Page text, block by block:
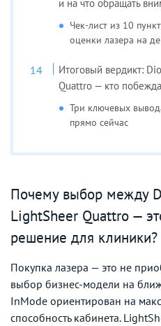
и на что обращать
Чек-лист из 10
оценки лазера на
Итоговый вердикт:
Quattro — кто
Три ключевых
прямо сейчас
Почему выбор между
LightSheer Quattro —
решение для клиники?
Покупка лазера — это не
выбор бизнес-модели на
InMode ориентирован на
способность кабинета.